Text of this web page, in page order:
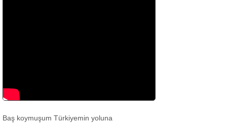
Baş koymuşum Türkiyemin yoluna